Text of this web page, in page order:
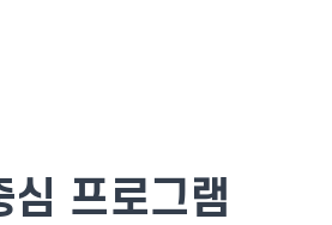
심 프로그램